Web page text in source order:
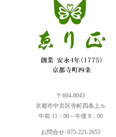
〒604-8043
京都市中京区寺町四条上ル
午前 11：00～午後 8：00
お問合せ: 075-221-2655